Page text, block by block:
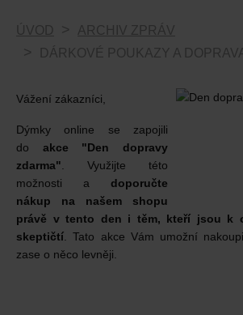
ÚVOD
ARCHIV ZPRÁV
DÁRKOVÉ POUKAZY A
Vážení zákazníci,
Dýmky online se zapojili
do akce "Den dopravy
zdarma" . Využijte této
možnosti a doporučte
nákup na našem shopu
právě v tento den i těm, kteří jsou k
skeptičtí . Tato akce Vám umožní
zase o něco levněji.